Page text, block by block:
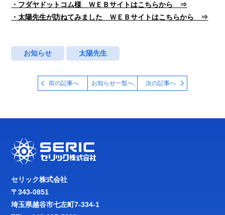
・フダヤドットコム様 ＷＥＢサイトはこちらから ⇒
・太陽先生が訪ねてみました ＷＥＢサイトはこちらから ⇒
お知らせ 太陽先生
前の記事へ お知らせ一覧へ 次の記事へ
セリック株式会社
〒343-0851
埼玉県越谷市七左町7-334-1